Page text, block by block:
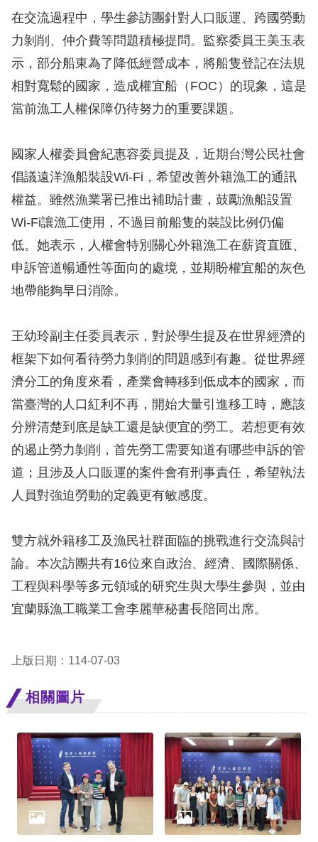
陳
情
申
訴
人
料
庫
無
障
快
捷
選
擇
語
兒少版
回
首
頁
導
覽
站
安
全
在交流過程中，學生參訪團針對人口販運、跨國勞動
力剝削、仲介費等問題積極提問。監察委員王美玉表
示，部分船東為了降低經營成本，將船隻登記在法規
相對寬鬆的國家，造成權宜船（FOC）的現象，這是
當前漁工人權保障仍待努力的重要課題。
國家人權委員會紀惠容委員提及，近期台灣公民社會
倡議遠洋漁船裝設Wi-Fi，希望改善外籍漁工的通訊
權益。雖然漁業署已推出補助計畫，鼓勵漁船設置
Wi-Fi讓漁工使用，不過目前船隻的裝設比例仍偏
低。她表示，人權會特別關心外籍漁工在薪資直匯、
申訴管道暢通性等面向的處境，並期盼權宜船的灰色
地帶能夠早日消除。
王幼玲副主任委員表示，對於學生提及在世界經濟的
框架下如何看待勞力剝削的問題感到有趣。從世界經
濟分工的角度來看，產業會轉移到低成本的國家，而
當臺灣的人口紅利不再，開始大量引進移工時，應該
分辨清楚到底是缺工還是缺便宜的勞工。若想更有效
的遏止勞力剝削，首先勞工需要知道有哪些申訴的管
道；且涉及人口販運的案件會有刑事責任，希望執法
人員對強迫勞動的定義更有敏感度。
雙方就外籍移工及漁民社群面臨的挑戰進行交流與討
論。本次訪團共有16位來自政治、經濟、國際關係、
工程與科學等多元領域的研究生與大學生參與，並由
宜蘭縣漁工職業工會李麗華秘書長陪同出席。
上版日期：114-07-03
相關圖片